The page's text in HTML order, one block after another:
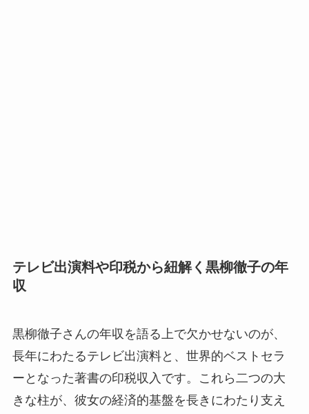
テレビ出演料や印税から紐解く黒柳徹子の年
収
黒柳徹子さんの年収を語る上で欠かせないのが、
長年にわたるテレビ出演料と、世界的ベストセラ
ーとなった著書の印税収入です。これら二つの大
きな柱が、彼女の経済的基盤を長きにわたり支え